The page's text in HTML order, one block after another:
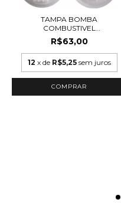
TAMPA BOMBA
COMBUSTIVEL
CORSA,MONTANA, B...
R$63,00
12 x de R$5,25 sem juros